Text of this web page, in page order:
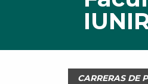
CARRERAS DE